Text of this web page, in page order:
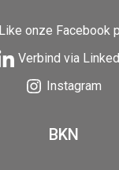
Like onze Facebook
Verbind via
Instagram
BKN